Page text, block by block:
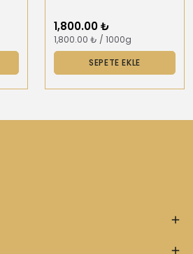
1,800.00 ₺
1,800.00 ₺ / 1000g
SEPETE EKLE